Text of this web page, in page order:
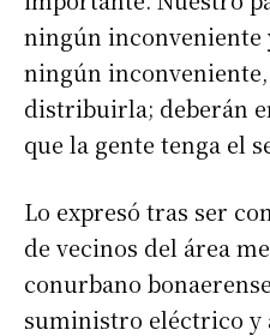
ningún inconveniente
ningún inconveniente,
distribuirla; deberán
que la gente tenga el
Lo expresó tras ser
de vecinos del área
conurbano
suministro eléctrico y